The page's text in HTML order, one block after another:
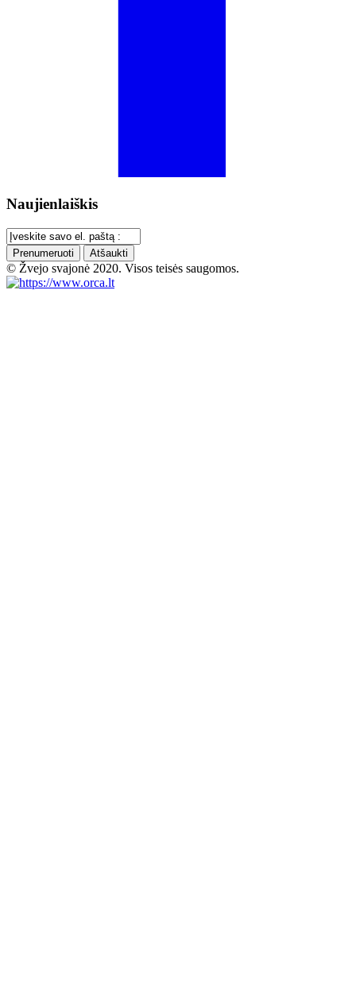
Naujienlaiškis
Prenumeruoti Atšaukti
© Žvejo svajonė 2020. Visos teisės saugomos.